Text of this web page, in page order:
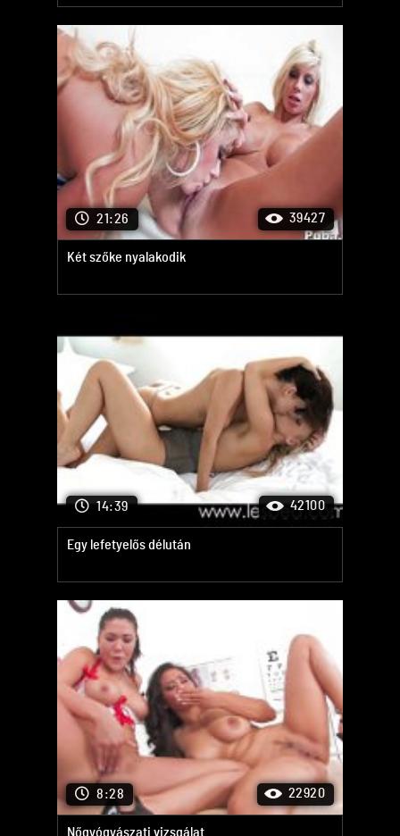
Két szőke nyalakodik
21:26 39427
Egy lefetyelős délután
14:39 42100
Nőgyógyászati vizsgálat
8:28 22920